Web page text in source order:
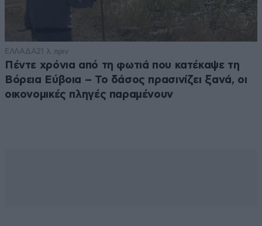
ΕΛΛΑΔΑ21 λ. πριν
Πέντε χρόνια από τη φωτιά που κατέκαψε τη
Βόρεια Εύβοια – Το δάσος πρασινίζει ξανά, οι
οικονομικές πληγές παραμένουν